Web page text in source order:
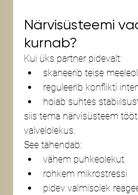
Närvisüsteemi
kurnab?
Kui üks partner pidevalt:
skaneerib teise
reguleerib konflikti
hoiab suhtes
siis tema närvisüsteem
valvelolekus.
See tähendab:
vähem puhkeolekut
rohkem mikrostressi
pidev valmisolek